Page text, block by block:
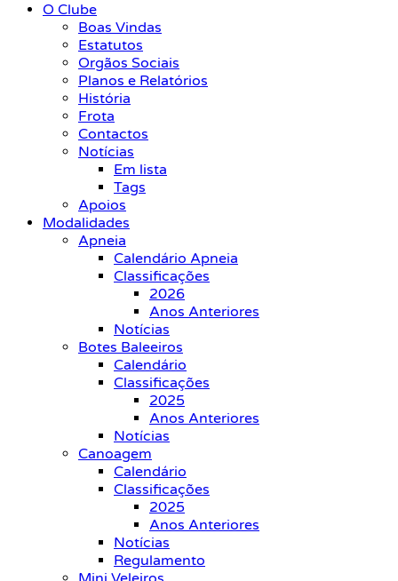
O Clube
Boas Vindas
Estatutos
Orgãos Sociais
Planos e Relatórios
História
Frota
Contactos
Notícias
Em lista
Tags
Apoios
Modalidades
Apneia
Calendário Apneia
Classificações
2026
Anos Anteriores
Notícias
Botes Baleeiros
Calendário
Classificações
2025
Anos Anteriores
Notícias
Canoagem
Calendário
Classificações
2025
Anos Anteriores
Notícias
Regulamento